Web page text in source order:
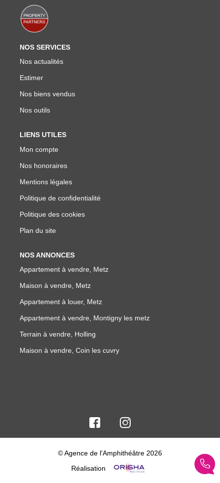
NOS SERVICES
Nos actualités
Estimer
Nos biens vendus
Nos outils
LIENS UTILES
Mon compte
Nos honoraires
Mentions légales
Politique de confidentialité
Politique des cookies
Plan du site
NOS ANNONCES
Appartement à vendre, Metz
Maison à vendre, Metz
Appartement à louer, Metz
Appartement à vendre, Montigny les metz
Terrain à vendre, Holling
Maison à vendre, Coin les cuvry
© Agence de l'Amphithéâtre 2026
Réalisation